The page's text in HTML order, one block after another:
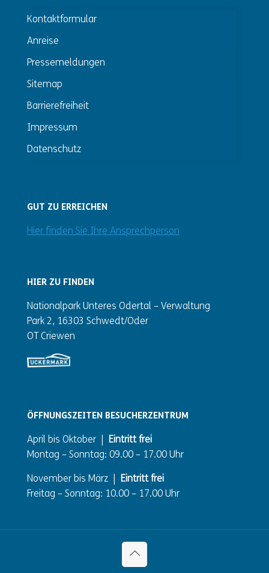
Kontaktformular
Anreise
Pressemeldungen
Sitemap
Barrierefreiheit
Impressum
Datenschutz
GUT ZU ERREICHEN
Hier finden Sie Ihre Ansprechperson
HIER ZU FINDEN
Nationalpark Unteres Odertal – Verwaltung
Park 2, 16303 Schwedt/Oder
OT Criewen
ÖFFNUNGSZEITEN BESUCHERZENTRUM
April bis Oktober |
Eintritt frei
Montag – Sonntag: 09.00 – 17.00 Uhr
November bis März |
Eintritt frei
Freitag – Sonntag: 10.00 – 17.00 Uhr